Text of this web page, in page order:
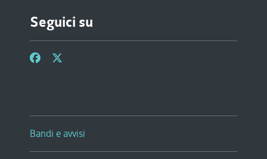
Seguici su
Bandi e avvisi